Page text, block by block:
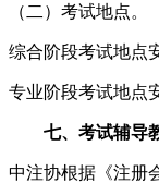
（二）考试地点。
综合阶段考试地点
专业阶段考试地点
七、考试辅导
中注协根据《注